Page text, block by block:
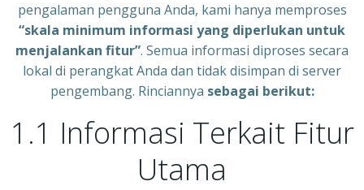
pengalaman pengguna Anda, kami hanya memproses
“skala minimum informasi yang diperlukan untuk
menjalankan fitur”. Semua informasi diproses secara
lokal di perangkat Anda dan tidak disimpan di server
pengembang. Rinciannya sebagai berikut:
1.1 Informasi Terkait Fitur
Utama